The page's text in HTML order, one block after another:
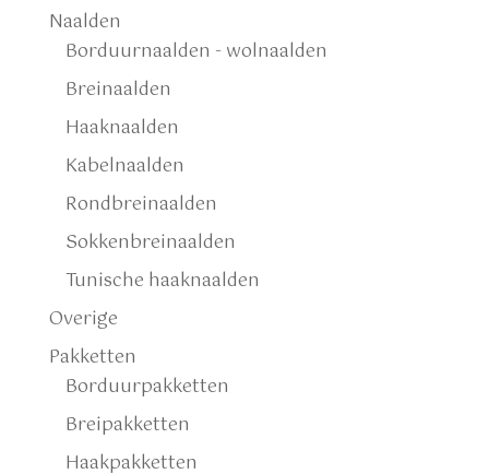
Naalden
Borduurnaalden - wolnaalden
Breinaalden
Haaknaalden
Kabelnaalden
Rondbreinaalden
Sokkenbreinaalden
Tunische haaknaalden
Overige
Pakketten
Borduurpakketten
Breipakketten
Haakpakketten